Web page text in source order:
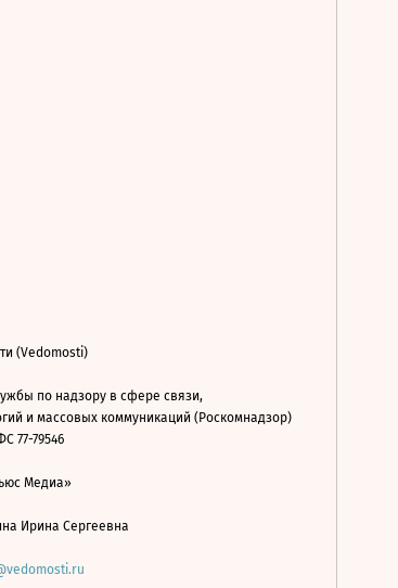
(Vedomosti)
по надзору в сфере связи,
и массовых коммуникаций (Роскомнадзор)
77-79546
Медиа»
Ирина Сергеевна